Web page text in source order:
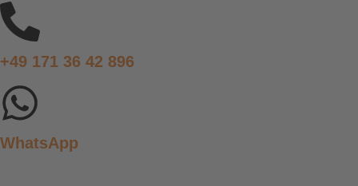
+49 171 36 42 896
WhatsApp